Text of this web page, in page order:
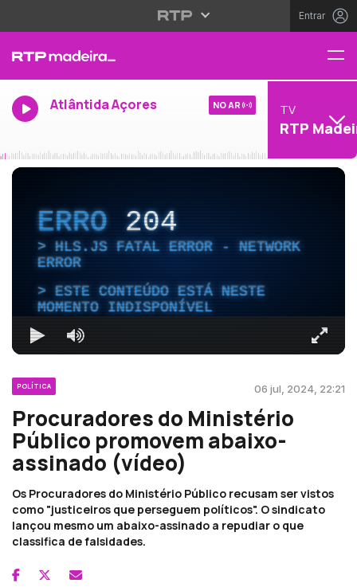
Entrar
Atlântida Açores NO AR TV
RTP
ERRO204
HLS.JS FATAL ERROR - NETWORK
ERROR
ESTE CONTEÚDO ESTÁ NESTE
MOMENTO INDISPONÍVEL
POLÍTICA 06 jul, 2024, 22:21
Procuradores do Ministério
Público promovem abaixo-
assinado (vídeo)
Os Procuradores do Ministério Público recusam ser vistos
como "justiceiros que perseguem políticos". O sindicato
lançou mesmo um abaixo-assinado a repudiar o que
classifica de falsidades.